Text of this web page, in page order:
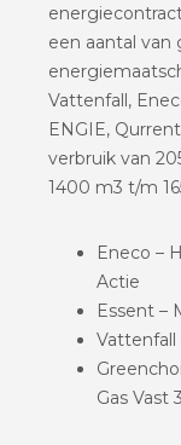
een aantal van
Vattenfall,
ENGIE,
verbruik van
1400 m3 t/m
Eneco –
Actie
Essent –
Vattenfall
Gas Vast